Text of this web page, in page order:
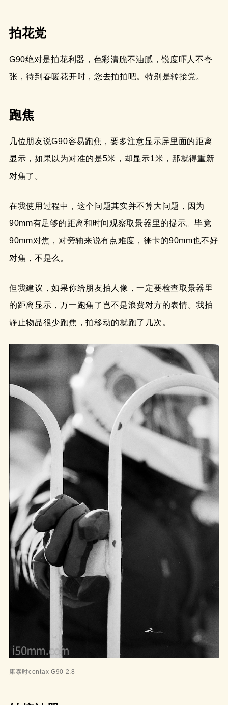
拍花党
G90绝对是拍花利器，色彩清脆不油腻，锐度吓人不夸
张，待到春暖花开时，您去拍拍吧。特别是转接党。
跑焦
几位朋友说G90容易跑焦，要多注意显示屏里面的距离
显示，如果以为对准的是5米，却显示1米，那就得重新
对焦了。
在我使用过程中，这个问题其实并不算大问题，因为
90mm有足够的距离和时间观察取景器里的提示。毕竟
90mm对焦，对旁轴来说有点难度，徕卡的90mm也不好
对焦，不是么。
但我建议，如果你给朋友拍人像，一定要检查取景器里
的距离显示，万一跑焦了岂不是浪费对方的表情。我拍
静止物品很少跑焦，拍移动的就跑了几次。
康泰时contax G90 2.8